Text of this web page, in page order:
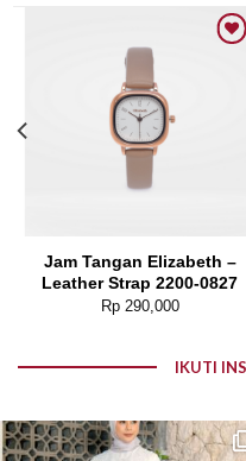
Add to wishlist
Jam Tangan Elizabeth –
Leather Strap 2200-0827
Rp290,000
IKUTI